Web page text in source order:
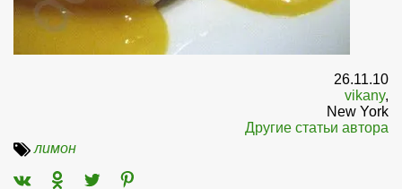
26.11.10
vikany,
New York
Другие статьи автора
лимон